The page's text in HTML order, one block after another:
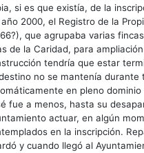
si es que existía, de la
2000, el Registro de la
que agrupaba varias
de la Caridad, para
tendría que estar
no se mantenía
en pleno
fue a menos, hasta su
actuar, en algún
en la inscripción.
y cuando llegó al